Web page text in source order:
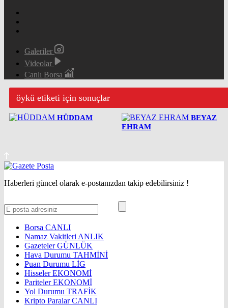
Galeriler
Videolar
Canlı Borsa
öykü etiketi için sonuçlar
HÜDDAM
BEYAZ
EHRAM
Haberleri güncel olarak e-postanızdan takip edebilirsiniz !
Borsa CANLI
Namaz Vakitleri ANLIK
GazetelerGÜNLÜK
Hava Durumu TAHMİNİ
Puan Durumu LİG
HisselerEKONOMİ
ParitelerEKONOMİ
Yol Durumu TRAFİK
Kripto ParalarCANLI